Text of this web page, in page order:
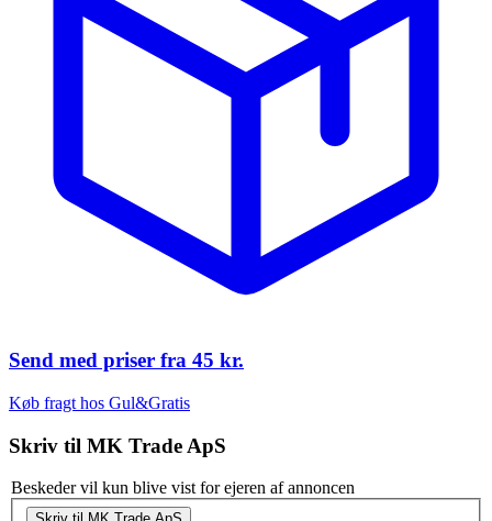
Send med priser fra 45 kr.
Køb fragt hos Gul&Gratis
Skriv til MK Trade ApS
Beskeder vil kun blive vist for ejeren af annoncen